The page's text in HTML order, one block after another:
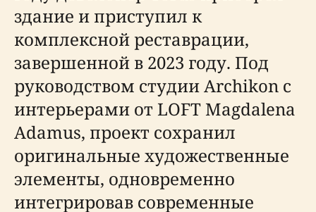
здание и приступил к
комплексной реставрации,
завершенной в 2023 году. Под
руководством студии Archikon с
интерьерами от LOFT Magdalena
Adamus, проект сохранил
оригинальные художественные
элементы, одновременно
интегрировав современные